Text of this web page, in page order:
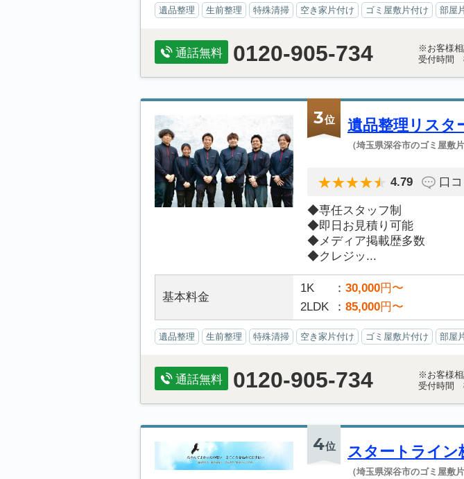
遺品整理 生前整理 特殊清掃 空き家片付け ゴミ屋敷片付け 部屋
通話無料 0120-905-734
※お客様相
受付時間
3位 遺品整理リスタ
（埼玉県深谷市のゴミ屋敷片
4.79 口
◆専任スタッフ制
◆即日お見積り可能
◆メディア掲載歴多数
◆クレジッ...
基本料金
1K 30,000円〜
2LDK
85,000円〜
遺品整理 生前整理 特殊清掃 空き家片付け ゴミ屋敷片付け 部屋
通話無料 0120-905-734
※お客様相
受付時間
4位 スタートライン
（埼玉県深谷市のゴミ屋敷片